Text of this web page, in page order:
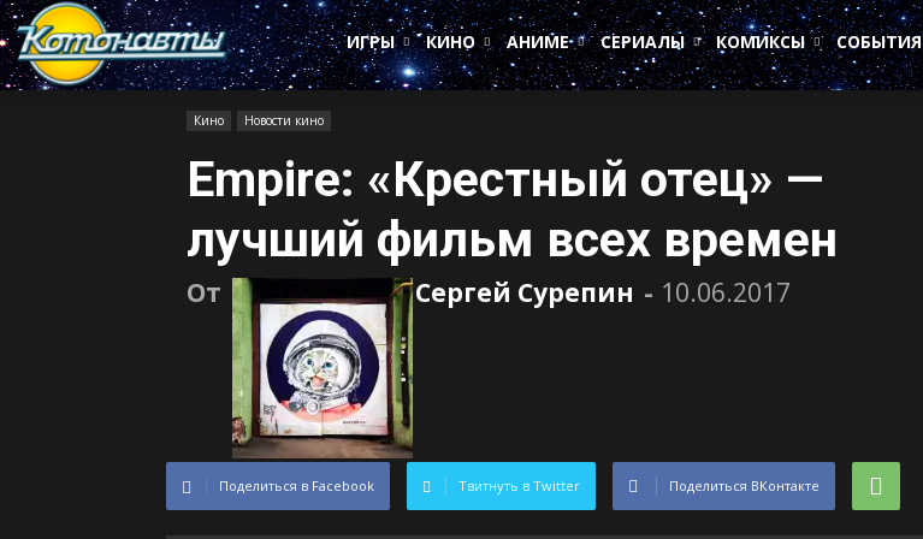
Котонавты
ИГРЫ
КИНО АНИМЕ СЕРИАЛЫ КОМИКСЫ СОБЫТИЯ
Кино Новости кино
Empire: «Крестный отец» —
лучший фильм всех времен
От Сергей Сурепин - 10.06.2017
Поделиться в Facebook Твитнуть в Twitter Поделиться ВКонтакте